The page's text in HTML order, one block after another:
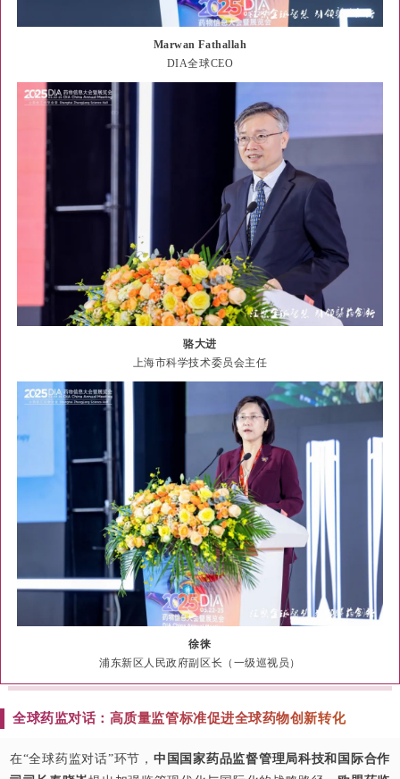
Marwan Fathallah
DIA全球CEO
骆大进
上海市科学技术委员会主任
徐徕
浦东新区人民政府副区长（一级巡视员）
全球药监对话：高质量监管标准促进全球药物创新转化
在“全球药监对话”环节， 中国国家药品监督管理局科技和国际合作